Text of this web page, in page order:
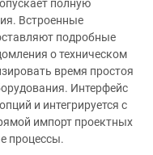
полную
Встроенные
подробные
о техническом
время простоя
Интерфейс
и интегрируется с
импорт проектных
процессы.